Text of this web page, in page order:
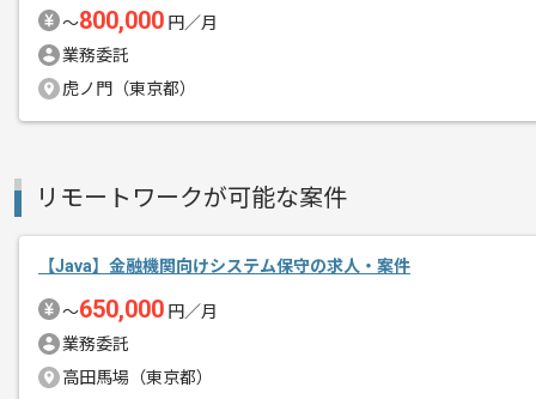
リモートでの作業と常駐での作業、ど
〜800,000 円／月
業務委託
虎ノ門（東京都）
リモートワークが可能な案件
【Java】金融機関向けシステム保守の求人・案件
〜650,000 円／月
業務委託
高田馬場（東京都）